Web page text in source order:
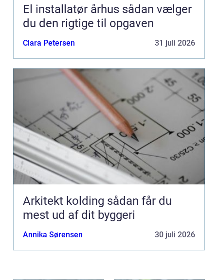
El installatør århus sådan vælger
du den rigtige til opgaven
Clara Petersen 31 juli 2026
Arkitekt kolding sådan får du
mest ud af dit byggeri
Annika Sørensen 30 juli 2026